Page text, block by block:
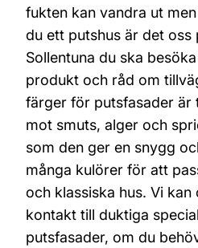
fukten kan vandra ut
du ett putshus är det oss
Sollentuna du ska
produkt och råd om
färger för putsfasader är
mot smuts, alger och
som den ger en snygg
många kulörer för att
och klassiska hus. Vi
kontakt till duktiga
putsfasader, om du